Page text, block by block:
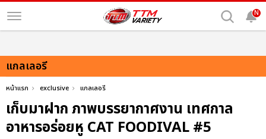
N
แกลเลอรี
หน้าแรก exclusive แกลเลอรี
เก็บมาฝาก ภาพบรรยากาศงาน เทศกาล
อาหารอร่อยหู CAT FOODIVAL #5